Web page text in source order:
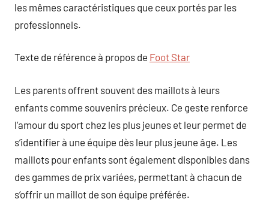
les mêmes caractéristiques que ceux portés par les
professionnels.
Texte de référence à propos de Foot Star
Les parents offrent souvent des maillots à leurs
enfants comme souvenirs précieux. Ce geste renforce
l’amour du sport chez les plus jeunes et leur permet de
s’identifier à une équipe dès leur plus jeune âge. Les
maillots pour enfants sont également disponibles dans
des gammes de prix variées, permettant à chacun de
s’offrir un maillot de son équipe préférée.